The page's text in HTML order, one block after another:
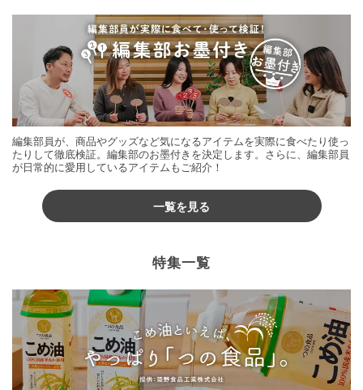
編集部員が、商品やグッズなど気になるアイテムを実際に食べたり使っ
たりして徹底検証。編集部のお墨付きを決定します。さらに、編集部員
が日常的に愛用しているアイテムもご紹介！
一覧を見る
特集一覧